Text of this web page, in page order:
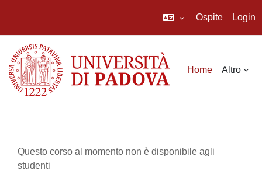
Ospite Login
Home Altro
Questo corso al momento non è disponibile agli
studenti